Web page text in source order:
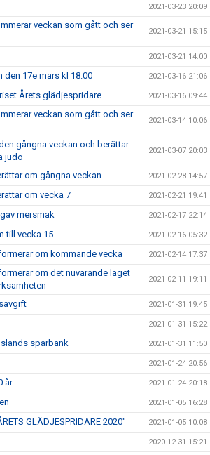
2021-03-23 20:09
veckan som gått och ser
2021-03-21 15:15
2021-03-21 14:00
17e mars kl 18.00 2021-03-16 21:06
Årets glädjespridare 2021-03-16 09:44
veckan som gått och ser
2021-03-14 10:06
gångna veckan och berättar
judo
2021-03-07 20:03
om gångna veckan 2021-02-28 14:57
om vecka 7 2021-02-21 19:41
mersmak 2021-02-17 22:14
till vecka 15 2021-02-16 05:32
om kommande vecka 2021-02-14 17:37
om det nuvarande läget
2021-02-11 19:11
2021-01-31 19:45
2021-01-31 15:22
sparbank 2021-01-31 11:50
2021-01-24 20:56
år 2021-01-24 20:18
2021-01-05 16:28
GLÄDJESPRIDARE 2020" 2021-01-05 10:08
2020-12-31 15:21